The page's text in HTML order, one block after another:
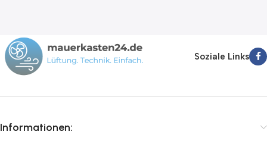
Soziale Links
Informationen: